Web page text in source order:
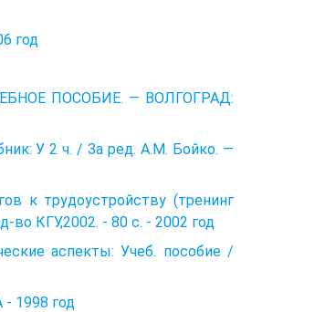
год
ПОСОБИЕ. — ВОЛГОГРАД:
У 2 ч. / За ред. А.М. Бойко. —
к трудоустройству (тренинг
во КГУ,2002. - 80 с. - 2002 год
аспекты: Учеб. пособие /
год